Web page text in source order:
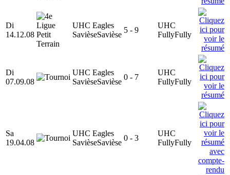
Di
14.12.08
UHC Eagles
SavièseSavièse
5 - 9
UHC
FullyFully
Di
07.09.08
UHC Eagles
SavièseSavièse
0 - 7
UHC
FullyFully
Sa
19.04.08
UHC Eagles
SavièseSavièse
0 - 3
UHC
FullyFully